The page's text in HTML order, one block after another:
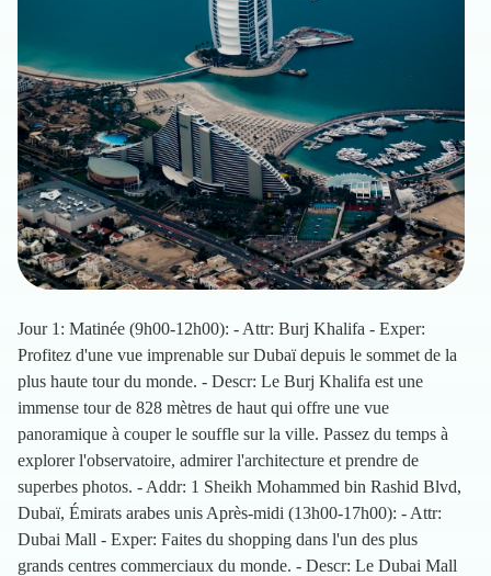
Jour 1: Matinée (9h00-12h00): - Attr: Burj Khalifa - Exper:
Profitez d'une vue imprenable sur Dubaï depuis le sommet de la
plus haute tour du monde. - Descr: Le Burj Khalifa est une
immense tour de 828 mètres de haut qui offre une vue
panoramique à couper le souffle sur la ville. Passez du temps à
explorer l'observatoire, admirer l'architecture et prendre de
superbes photos. - Addr: 1 Sheikh Mohammed bin Rashid Blvd,
Dubaï, Émirats arabes unis Après-midi (13h00-17h00): - Attr:
Dubai Mall - Exper: Faites du shopping dans l'un des plus
grands centres commerciaux du monde. - Descr: Le Dubai Mall